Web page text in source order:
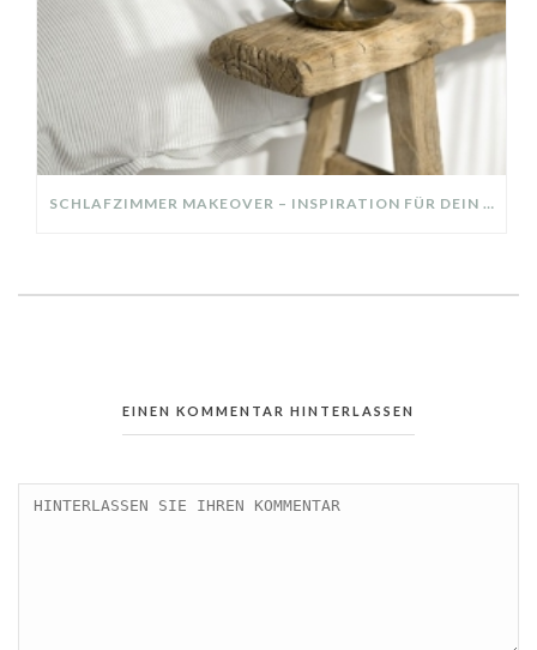
SCHLAFZIMMER MAKEOVER – INSPIRATION FÜR DEIN SCHLAFZIMMER: AUS ALT MACH NEU – HELL, GEMÜTLICH UND EINLADEND
EINEN KOMMENTAR HINTERLASSEN